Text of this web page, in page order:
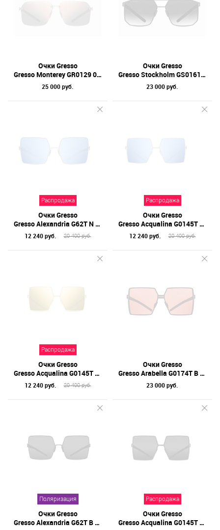
Очки Gresso
Gresso Monterey GR0129 03 60
25 000 руб.
Очки Gresso
Gresso Stockholm GS0161 01 63
23 000 руб.
Распродажа
Очки Gresso
Gresso Alexandria G62T N 24 60 (уценено)
12 240 руб. 20 400 руб.
Распродажа
Очки Gresso
Gresso Acqualina G0145T N 24 56 (уценено)
12 240 руб. 20 400 руб.
Распродажа
Очки Gresso
Gresso Acqualina G0145T G 19 56 (уценено)
12 240 руб. 20 400 руб.
Очки Gresso
Gresso Arabella G0174T B 17S 58
23 000 руб.
Поляризация
Очки Gresso
Gresso Alexandria G62T B 011P 60
Распродажа
Очки Gresso
Gresso Acqualina G0145T B 01 56